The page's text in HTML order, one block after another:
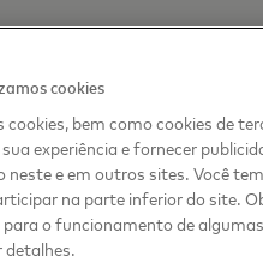
por aproximação na
e seguir as
Latina e Caribe. “O
com tranquilidade.
NFC na parte
de acrescentá-los
cookies
cookies, bem como cookies de
experiência e fornecer
neste e em outros sites. Você
na parte inferior do site.
para o funcionamento de
detalhes.